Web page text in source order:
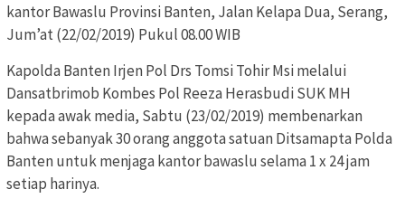
kantor Bawaslu Provinsi Banten, Jalan Kelapa Dua, Serang,
Jum’at (22/02/2019) Pukul 08.00 WIB
Kapolda Banten Irjen Pol Drs Tomsi Tohir Msi melalui
Dansatbrimob Kombes Pol Reeza Herasbudi SUK MH
kepada awak media, Sabtu (23/02/2019) membenarkan
bahwa sebanyak 30 orang anggota satuan Ditsamapta Polda
Banten untuk menjaga kantor bawaslu selama 1 x 24 jam
setiap harinya.